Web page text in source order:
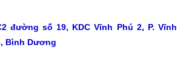
đường số 19, KDC Vĩnh Phú 2, P. Vĩnh
Bình Dương